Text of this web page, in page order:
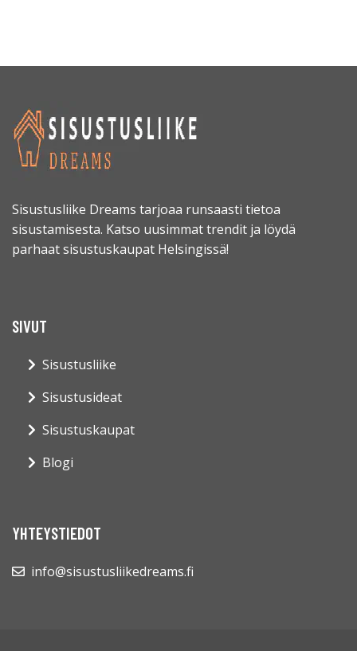
Sisustusliike Dreams tarjoaa runsaasti tietoa
sisustamisesta. Katso uusimmat trendit ja löydä
parhaat sisustuskaupat Helsingissä!
SIVUT
Sisustusliike
Sisustusideat
Sisustuskaupat
Blogi
YHTEYSTIEDOT
info@sisustusliikedreams.fi